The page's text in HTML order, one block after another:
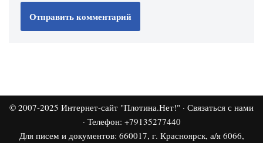
© 2007-2025 Интернет-сайт "Плотина.Нет!" · Связаться с нами
· Телефон: +79135277440
Для писем и документов: 660017, г. Красноярск, а/я 6066,